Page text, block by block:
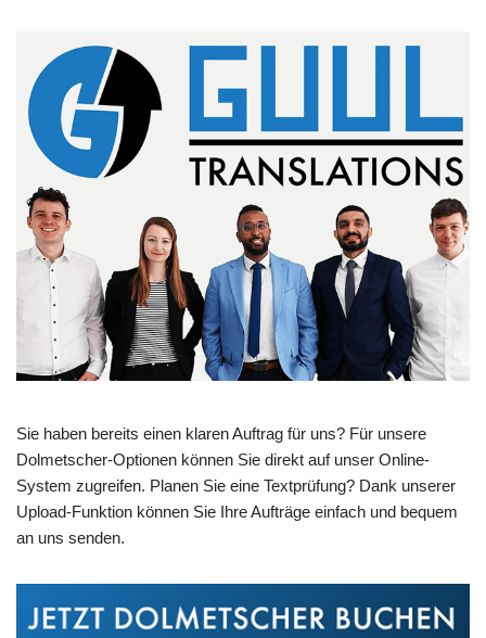
Sie haben bereits einen klaren Auftrag für uns? Für unsere
Dolmetscher-Optionen können Sie direkt auf unser Online-
System zugreifen. Planen Sie eine Textprüfung? Dank unserer
Upload-Funktion können Sie Ihre Aufträge einfach und bequem
an uns senden.